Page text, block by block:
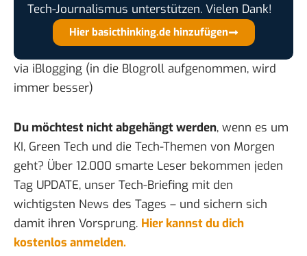
Tech-Journalismus unterstützen. Vielen Dank!
Hier basicthinking.de hinzufügen
via iBlogging (in die Blogroll aufgenommen, wird
immer besser)
Du möchtest nicht abgehängt werden, wenn es um
KI, Green Tech und die Tech-Themen von Morgen
geht? Über 12.000 smarte Leser bekommen jeden
Tag UPDATE, unser Tech-Briefing mit den
wichtigsten News des Tages – und sichern sich
damit ihren Vorsprung. Hier kannst du dich
kostenlos anmelden.